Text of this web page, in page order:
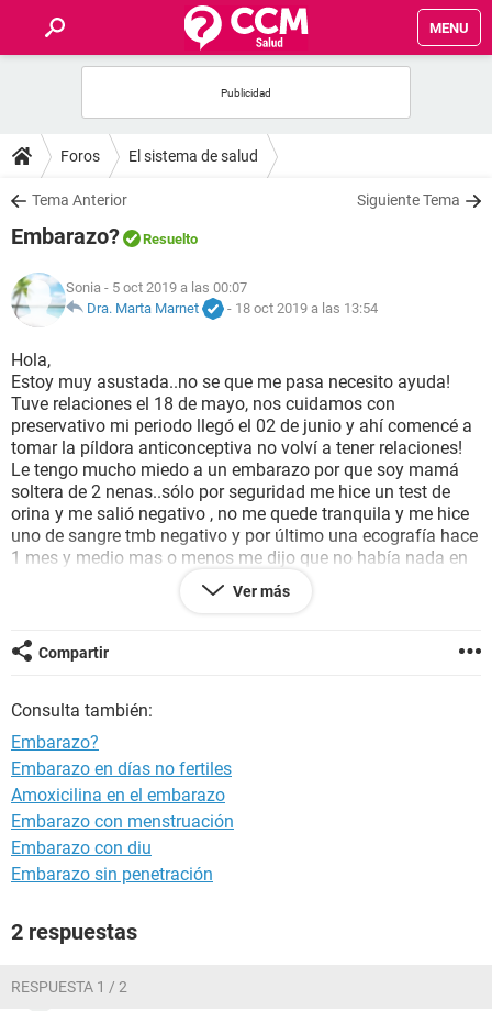
MENU
FOROS
SALUD
NUTRICIÓN
BIENESTAR
SEXUALIDAD
GLOSARIO
Foros El sistema de salud
Tema Anterior Siguiente Tema
Embarazo? Resuelto
Sonia - 5 oct 2019 a las 00:07
Dra. Marta Marnet
- 18 oct 2019 a las 13:54
Hola,
Estoy muy asustada..no se que me pasa necesito ayuda!
Tuve relaciones el 18 de mayo, nos cuidamos con
preservativo mi periodo llegó el 02 de junio y ahí comencé a
tomar la píldora anticonceptiva no volví a tener relaciones!
Le tengo mucho miedo a un embarazo por que soy mamá
soltera de 2 nenas..sólo por seguridad me hice un test de
orina y me salió negativo , no me quede tranquila y me hice
uno de sangre tmb negativo y por último una ecografía hace
1 mes y medio mas o menos me dijo que no había nada en
el útero! Puede fallar la ecografía? En ese momento calculo
que tenía un poco más de 2 meses del supuesto
gestacional verdad? Mi miedo es por que me duelen mucho
los pechos hacen 4 meses h no para el dolor y siento que
haberse no visto ese día en la ecografía el embrión con ese
tiempo de gestación es posible no verlo? Ayudaaaaaa
Ver más
Compartir
Consulta también:
Embarazo?
Embarazo en días no fertiles
Amoxicilina en el embarazo
Embarazo con menstruación
Embarazo con diu
Embarazo sin penetración
2 respuestas
RESPUESTA 1 / 2